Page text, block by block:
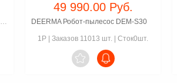
Electric water heater Candy-CR80V-HE1(R)
49 990.00 Руб.
DEERMA Робот-пылесос DEM-S30
1P Заказов 11013 шт. Сток0шт.
